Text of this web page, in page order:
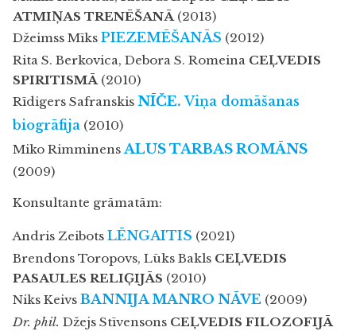
ATMIŅAS TRENĒŠANĀ(2013)
Džeimss Mīks PIEZEMĒŠANĀS (2012)
Rita S. Berkovica, Debora S. Romeina CEĻVEDIS
SPIRITISMĀ(2010)
Rīdigers Safranskis NĪČE.Viņa domāšanas
biogrāfija (2010)
Miko Rimminens ALUS TARBAS ROMĀNS
(2009)
Konsultante grāmatām:
Andris Zeibots LĒNGAITIS (2021)
Brendons Toropovs, Lūks Bakls CEĻVEDIS
PASAULES RELIĢIJĀS (2010)
Niks Keivs BANNIJA MANRO NĀVE (2009)
Dr. phil. Džejs Stīvensons CEĻVEDIS FILOZOFIJĀ